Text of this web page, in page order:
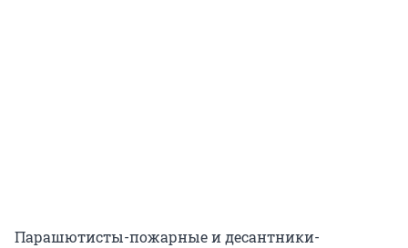
Парашютисты-пожарные и десантники-